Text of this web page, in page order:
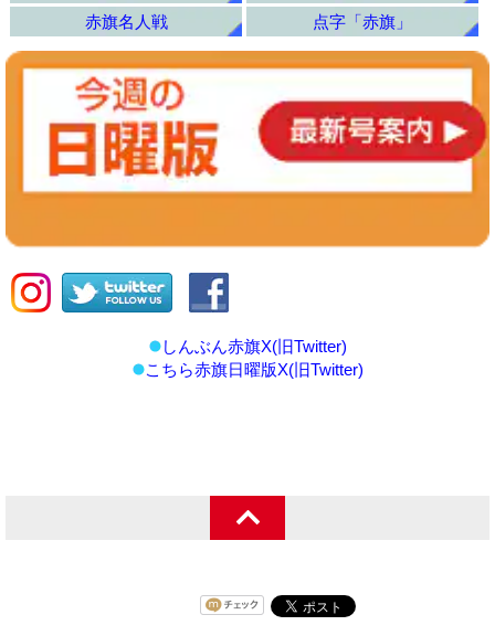
赤旗名人戦
点字「赤旗」
しんぶん赤旗X(旧Twitter)
こちら赤旗日曜版X(旧Twitter)